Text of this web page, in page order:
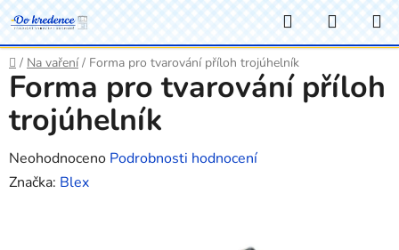
Přejít
na
obsah
Hledat
KOŠÍK
Domů
/ Na vaření / Forma pro tvarování příloh trojúhelník
Forma pro tvarování příloh
trojúhelník
Průměrné
hodnocení
Neohodnoceno Podrobnosti hodnocení
Značka: Blex